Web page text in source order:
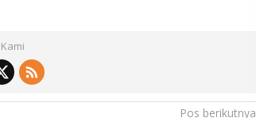
Pos berikutnya